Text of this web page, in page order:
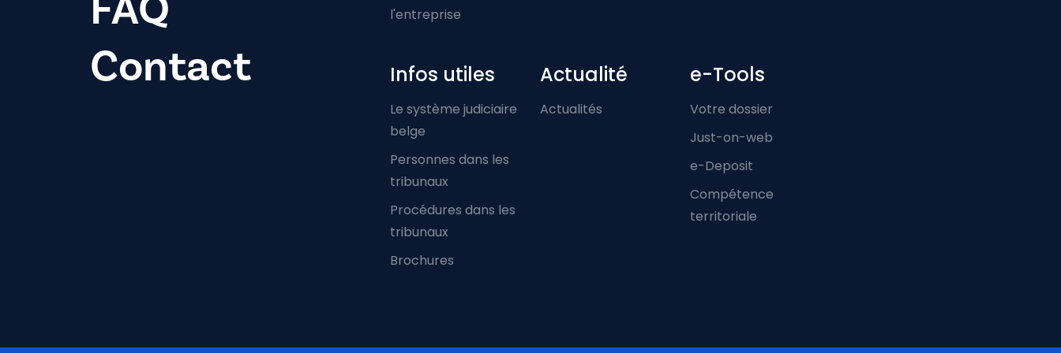
Contact
l'entreprise
Infos utiles
Le système judiciaire
belge
Personnes dans les
tribunaux
Procédures dans les
tribunaux
Brochures
Actualité
Actualités
e-Tools
Votre dossier
Just-on-web
e-Deposit
Compétence
territoriale